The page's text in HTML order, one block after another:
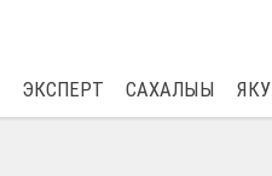
ЭКСПЕРТ САХАЛЫЫ